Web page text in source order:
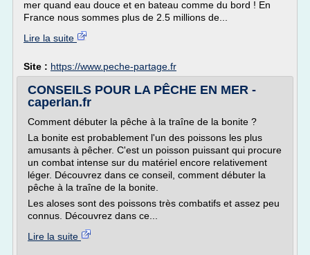
mer quand eau douce et en bateau comme du bord ! En
France nous sommes plus de 2.5 millions de...
Lire la suite
Site : https://www.peche-partage.fr
CONSEILS POUR LA PÊCHE EN MER -
caperlan.fr
Comment débuter la pêche à la traîne de la bonite ?
La bonite est probablement l'un des poissons les plus
amusants à pêcher. C'est un poisson puissant qui procure
un combat intense sur du matériel encore relativement
léger. Découvrez dans ce conseil, comment débuter la
pêche à la traîne de la bonite.
Les aloses sont des poissons très combatifs et assez peu
connus. Découvrez dans ce...
Lire la suite